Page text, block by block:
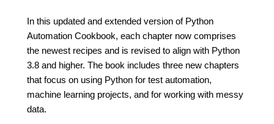
In this updated and extended version of Python
Automation Cookbook, each chapter now comprises
the newest recipes and is revised to align with Python
3.8 and higher. The book includes three new chapters
that focus on using Python for test automation,
machine learning projects, and for working with messy
data.